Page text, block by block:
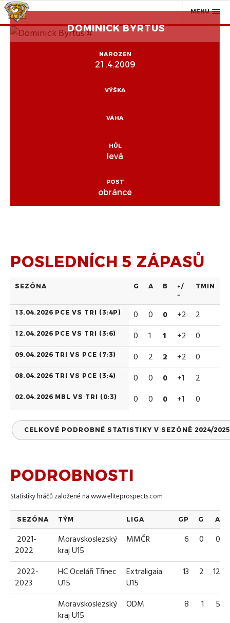
MENU
DOMINICK BYRTUS
NAROZEN
21.4.2009
VÝŠKA
VÁHA
HŮL
levá
POST
obránce
POSLEDNÍCH 5 ZÁPASŮ
SEZÓNA G A B
+/
−
TMIN
13.04.2026 PCE VS TRI (3:4P) 0 0 0 +2 2
12.04.2026 PCE VS TRI (3:6) 0 1 1 +2 0
09.04.2026 TRI VS PCE (7:3) 0 2 2 +2 0
08.04.2026 TRI VS PCE (3:4) 0 0 0 +1 2
02.04.2026 MBL VS TRI (0:3) 0 0 0 +1 0
CELKOVÉ PODROBNÉ STATISTIKY V SEZÓNĚ 2024/2025
PODROBNOSTI
Statistiky hráčů založené nawww.eliteprospects.com
SEZÓNA TÝM LIGA GP G A
2021-
2022
Moravskoslezský
kraj U15
MMČR 6 0 0
2022-
2023
HC Oceláři Třinec
U15
Extraligaia
U15
13 2 12
Moravskoslezský
kraj U15
ODM 8 1 5